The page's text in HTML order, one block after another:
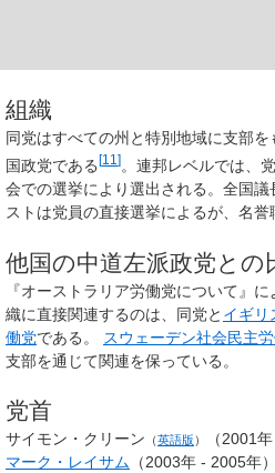
組織
同党はすべての州と特別地域に支部
国政党である [11 ] 。連邦レベルでは、
会での選挙により選出される。全国
ストは党員の直接選挙によるが、名誉
他国の中道左派政党との
『オーストラリア労働党について』
織に直接関連するのは、同党と イギリ
働党である。 スウェーデン社会民主
支部を通じて関連を保っている。
党首
サイモン・クリーン （英語版 ）
（2001
マーク・レイサム （2003年 - 2005年）